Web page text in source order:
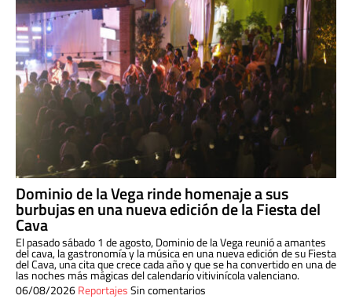
Dominio de la Vega rinde homenaje a sus
burbujas en una nueva edición de la Fiesta del
Cava
El pasado sábado 1 de agosto, Dominio de la Vega reunió a amantes
del cava, la gastronomía y la música en una nueva edición de su Fiesta
del Cava, una cita que crece cada año y que se ha convertido en una de
las noches más mágicas del calendario vitivinícola valenciano.
06/08/2026ReportajesSin comentarios